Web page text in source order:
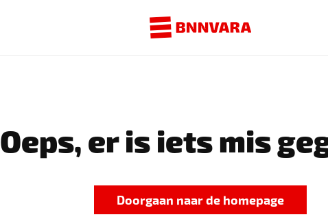
Oeps, er is iets mis
Doorgaan naar de homepage